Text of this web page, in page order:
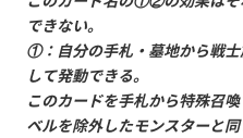
できない。
①：自分の手札・墓地から戦
して発動できる。
このカードを手札から特殊召
ベルを除外したモンスターと同